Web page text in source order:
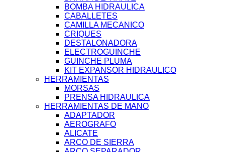
BOMBA HIDRAULICA
CABALLETES
CAMILLA MECANICO
CRIQUES
DESTALONADORA
ELECTROGUINCHE
GUINCHE PLUMA
KIT EXPANSOR HIDRAULICO
HERRAMIENTAS
MORSAS
PRENSA HIDRAULICA
HERRAMIENTAS DE MANO
ADAPTADOR
AEROGRAFO
ALICATE
ARCO DE SIERRA